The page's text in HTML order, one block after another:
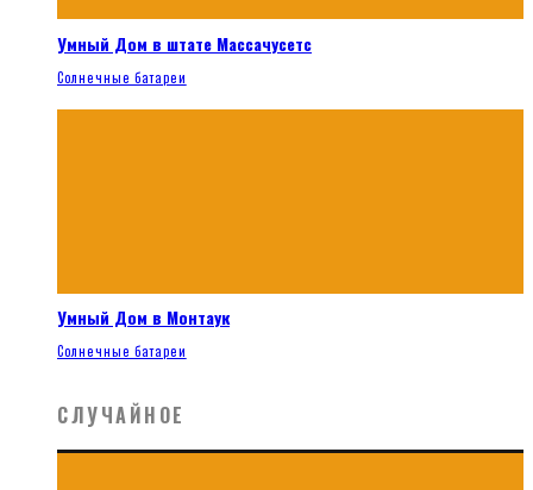
Умный Дом в штате Массачусетс
Солнечные батареи
Умный Дом в Монтаук
Солнечные батареи
СЛУЧАЙНОЕ